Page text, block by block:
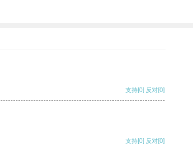
支持[0] 反对[0]
支持[0] 反对[0]